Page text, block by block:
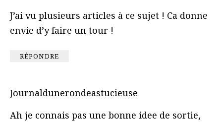
J’ai vu plusieurs articles à ce sujet ! Ca donne
envie d’y faire un tour !
RÉPONDRE
Journaldunerondeastucieuse
Ah je connais pas une bonne idee de sortie,